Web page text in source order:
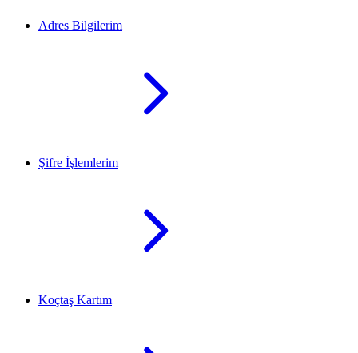
Adres Bilgilerim
Şifre İşlemlerim
Koçtaş Kartım